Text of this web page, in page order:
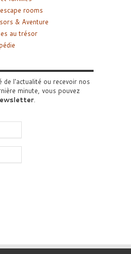
rooms
& Aventure
au trésor
de l'actualité ou recevoir nos
minute, vous pouvez
.